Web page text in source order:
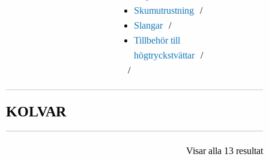
Skumutrustning
Slangar
Tillbehör till
högtryckstvättar
KOLVAR
Visar alla 13 resultat